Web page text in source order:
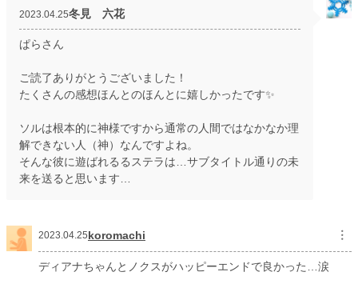
2023.04.25冬見 六花
ぱらさん
ご読了ありがとうございました！
たくさんの感想ほんとのほんとに嬉しかったです✨
ソルは根本的に神様ですから通常の人間ではなかなか理
解できない人（神）なんですよね。
そんな彼に遊ばれるるステラは…サブタイトル通りの未
来を送ると思います…
2023.04.25koromachi ︙
ディアナちゃんとノクスがハッピーエンドで良かった…涙